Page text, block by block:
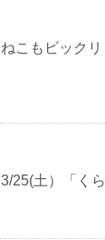
ねこもビック
3/25(土）「く